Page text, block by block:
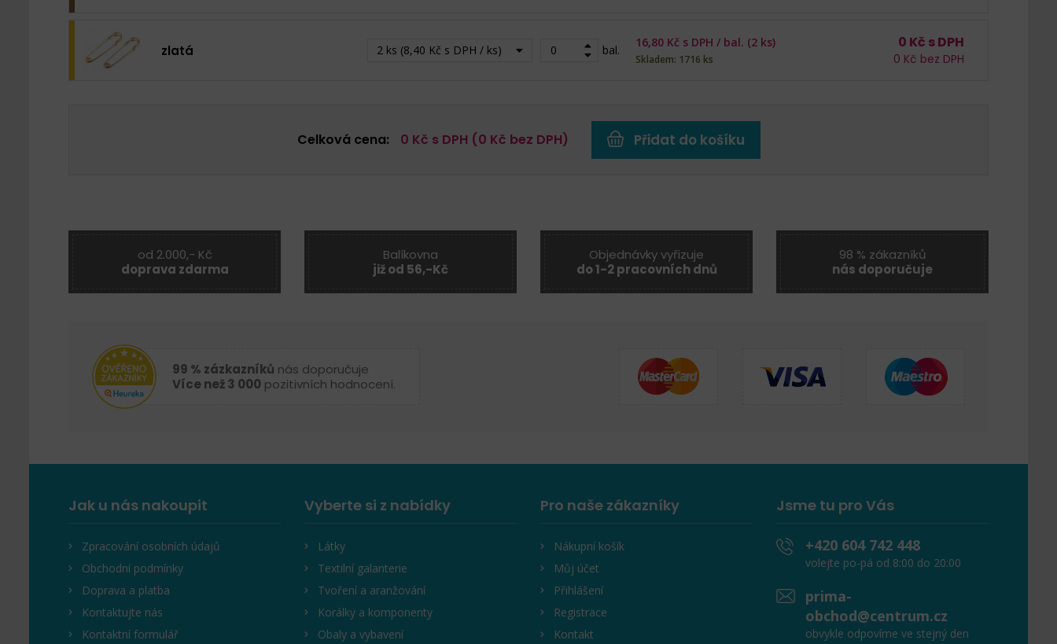
zlatá 2 ks (8,40 Kč s DPH / ks) bal.
16,80Kč s DPH / bal. (2 ks)
Skladem: 1716 ks
0 Kč s DPH
0 Kč bez DPH
Celková cena: 0 Kč s DPH (0 Kč bez DPH) Přidat do košíku
od 2.000,- Kč
doprava zdarma
Balíkovna
již od 56,-Kč
Objednávky vyřizuje
do 1-2 pracovních dnů
98 % zákazníků
nás doporučuje
99 % zázkazníků nás doporučuje
Více než 3 000 pozitivních hodnocení.
Jak u nás nakoupit
Zpracování osobních údajů
Obchodní podmínky
Doprava a platba
Kontaktujte nás
Kontaktní formulář
Vyberte si z nabídky
Látky
Textilní galanterie
Tvoření a aranžování
Korálky a komponenty
Obaly a vybavení
Pro naše zákazníky
Nákupní košík
Můj účet
Přihlášení
Registrace
Kontakt
Jsme tu pro Vás
+420 604 742 448
volejte po-pá od 8:00 do 20:00
prima-
obchod@centrum.cz
obvykle odpovíme ve stejný den